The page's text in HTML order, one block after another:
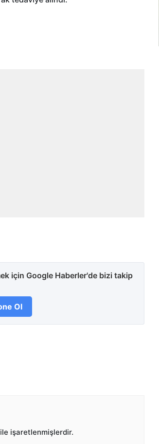
için Google Haberler'de bizi takip
Ol
ile işaretlenmişlerdir.